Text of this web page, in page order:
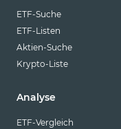
XACT
Xtrackers
ETF-Suche
ETF-Listen
Aktien-Suche
Krypto-Liste
Analyse
ETF-Vergleich